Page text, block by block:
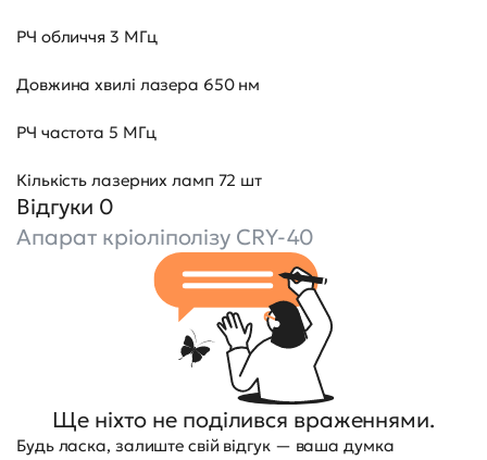
РЧ обличчя 3 МГц
Довжина хвилі лазера 650 нм
РЧ частота 5 МГц
Кількість лазерних ламп 72 шт
Відгуки 0
Апарат кріоліполізу CRY-40
Ще ніхто не поділився враженнями.
Будь ласка, залиште свій відгук — ваша думка